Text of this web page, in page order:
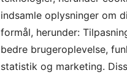
indsamle oplysninger om
formål, herunder:
bedre brugeroplevelse,
statistik og marketing.